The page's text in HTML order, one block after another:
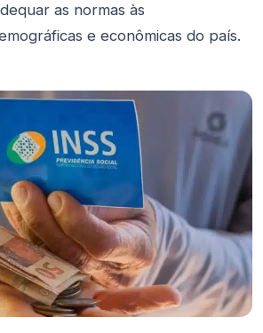
as normas às
e econômicas do país.